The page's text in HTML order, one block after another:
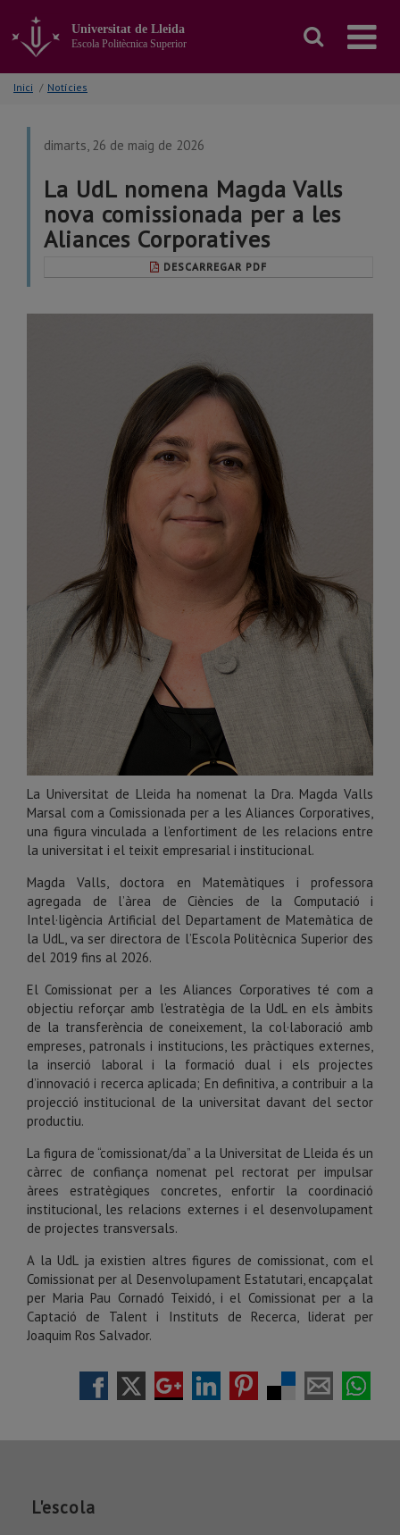
contingut
principal
Universitat de Lleida
Escola Politècnica Superior
Inici / Notícies
dimarts, 26 de maig de 2026
La UdL nomena Magda Valls
nova comissionada per a les
Aliances Corporatives
DESCARREGAR PDF
La Universitat de Lleida ha nomenat la Dra. Magda Valls
Marsal com a Comissionada per a les Aliances Corporatives,
una figura vinculada a l’enfortiment de les relacions entre
la universitat i el teixit empresarial i institucional.
Magda Valls, doctora en Matemàtiques i professora
agregada de l’àrea de Ciències de la Computació i
Intel·ligència Artificial del Departament de Matemàtica de
la UdL, va ser directora de l’Escola Politècnica Superior des
del 2019 fins al 2026.
El Comissionat per a les Aliances Corporatives té com a
objectiu reforçar amb l’estratègia de la UdL en els àmbits
de la transferència de coneixement, la col·laboració amb
empreses, patronals i institucions, les pràctiques externes,
la inserció laboral i la formació dual i els projectes
d’innovació i recerca aplicada; En definitiva, a contribuir a la
projecció institucional de la universitat davant del sector
productiu.
La figura de “comissionat/da” a la Universitat de Lleida és un
càrrec de confiança nomenat pel rectorat per impulsar
àrees estratègiques concretes, enfortir la coordinació
institucional, les relacions externes i el desenvolupament
de projectes transversals.
A la UdL ja existien altres figures de comissionat, com el
Comissionat per al Desenvolupament Estatutari, encapçalat
per Maria Pau Cornadó Teixidó, i el Comissionat per a la
Captació de Talent i Instituts de Recerca, liderat per
Joaquim Ros Salvador.
L'escola